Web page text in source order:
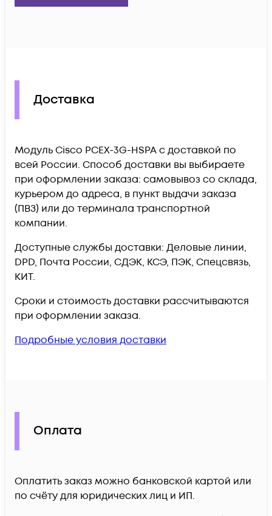
Доставка
Модуль Cisco PCEX-3G-HSPA c доставкой по
всей России. Способ доставки вы выбираете
при оформлении заказа: самовывоз со склада,
курьером до адреса, в пункт выдачи заказа
(ПВЗ) или до терминала транспортной
компании.
Доступные службы доставки: Деловые линии,
DPD, Почта России, СДЭК, КСЭ, ПЭК, Спецсвязь,
КИТ.
Сроки и стоимость доставки рассчитываются
при оформлении заказа.
Подробные условия доставки
Оплата
Оплатить заказ можно банковской картой или
по счёту для юридических лиц и ИП.